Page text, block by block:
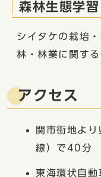
森林生態学習
シイタケの栽培
林・林業に関す
アクセス
関市街地よ
線）で40分
東海環状自